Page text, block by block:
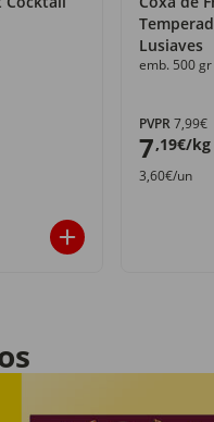
Lusiaves
emb. 500
PVPR7,99€
7,19€/kg
3,60€/un